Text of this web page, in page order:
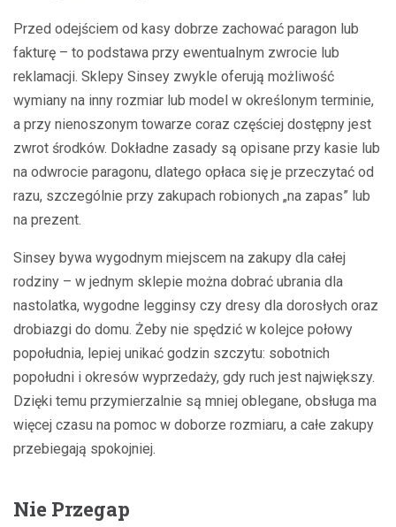
Przed odejściem od kasy dobrze zachować paragon lub
fakturę – to podstawa przy ewentualnym zwrocie lub
reklamacji. Sklepy Sinsey zwykle oferują możliwość
wymiany na inny rozmiar lub model w określonym terminie,
a przy nienoszonym towarze coraz częściej dostępny jest
zwrot środków. Dokładne zasady są opisane przy kasie lub
na odwrocie paragonu, dlatego opłaca się je przeczytać od
razu, szczególnie przy zakupach robionych „na zapas” lub
na prezent.
Sinsey bywa wygodnym miejscem na zakupy dla całej
rodziny – w jednym sklepie można dobrać ubrania dla
nastolatka, wygodne legginsy czy dresy dla dorosłych oraz
drobiazgi do domu. Żeby nie spędzić w kolejce połowy
popołudnia, lepiej unikać godzin szczytu: sobotnich
popołudni i okresów wyprzedaży, gdy ruch jest największy.
Dzięki temu przymierzalnie są mniej oblegane, obsługa ma
więcej czasu na pomoc w doborze rozmiaru, a całe zakupy
przebiegają spokojniej.
Nie Przegap